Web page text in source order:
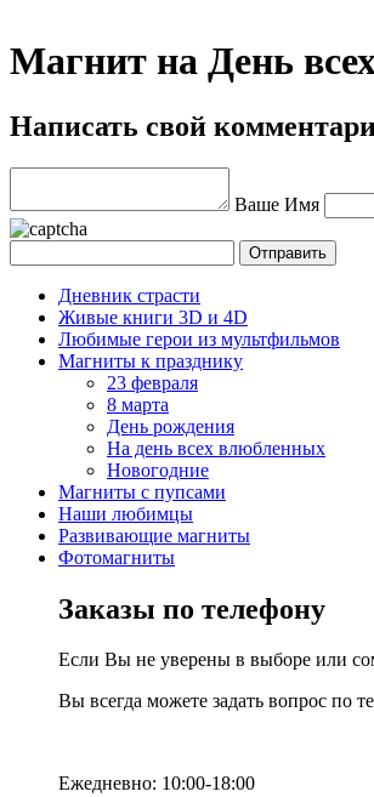
Магнит на День
Написать свой
Ваше Имя
Дневник страсти
Живые книги 3D и 4D
Любимые герои из мультфильмов
Магниты к празднику
23 февраля
8 марта
День рождения
На день всех влюбленных
Новогодние
Магниты с пупсами
Наши любимцы
Развивающие магниты
Фотомагниты
Заказы по телефону
Если Вы не уверены в выборе или
Вы всегда можете задать вопрос по
Ежедневно: 10:00-18:00